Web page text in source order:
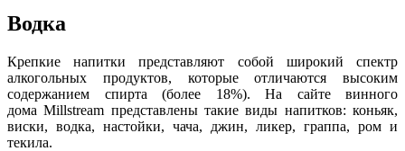
Водка
Крепкие напитки представляют собой широкий спектр
алкогольных продуктов, которые отличаются высоким
содержанием спирта (более 18%). На сайте винного
дома Millstream представлены такие виды напитков: коньяк,
виски, водка, настойки, чача, джин, ликер, граппа, ром и
текила.